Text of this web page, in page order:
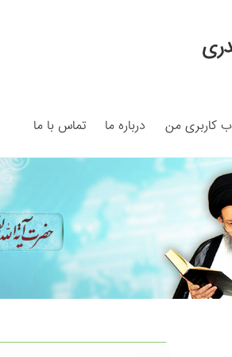
کاربری من درباره ما تماس با ما
My
Search Results
Shop برگه نمونه
سبد خرید قوانین و مقررات